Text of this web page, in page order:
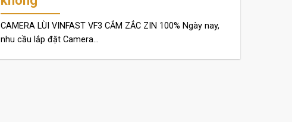
CAMERA LÙI VINFAST VF3 CẮM ZẮC ZIN 100% Ngày nay,
nhu cầu lắp đặt Camera...